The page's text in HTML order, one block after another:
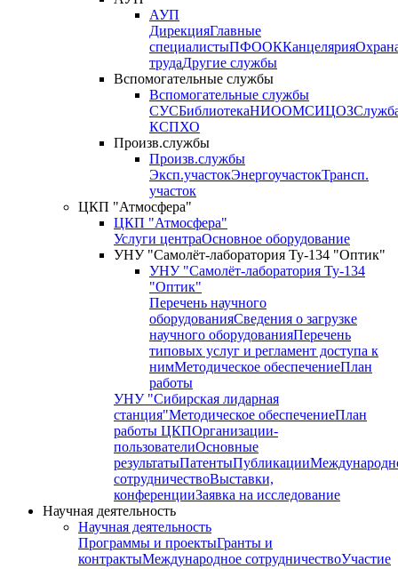
АУП
ДирекцияГлавные
специалистыПФООККанцелярия
трудаДругие службы
Вспомогательные службы
Вспомогательные службы
СУСБиблиотекаНИООМСИЦОЗ
КСПХО
Произв.службы
Произв.службы
Эксп.участокЭнергоучастокТрансп.
участок
ЦКП "Атмосфера"
ЦКП "Атмосфера"
Услуги центраОсновное оборудование
УНУ "Самолёт-лаборатория Ту-134 "Оптик"
УНУ "Самолёт-лаборатория Ту-134
"Оптик"
Перечень научного
оборудованияСведения о загрузке
научного оборудованияПеречень
типовых услуг и регламент доступа к
нимМетодическое обеспечениеПлан
работы
УНУ "Сибирская лидарная
станция"Методическое обеспечениеПлан
работы ЦКПОрганизации-
пользователиОсновные
результатыПатентыПубликации
сотрудничествоВыставки,
конференцииЗаявка на исследование
Научная деятельность
Научная деятельность
Программы и проектыГранты и
контрактыМеждународное сотрудничествоУчастие